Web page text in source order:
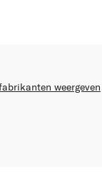
weergeven